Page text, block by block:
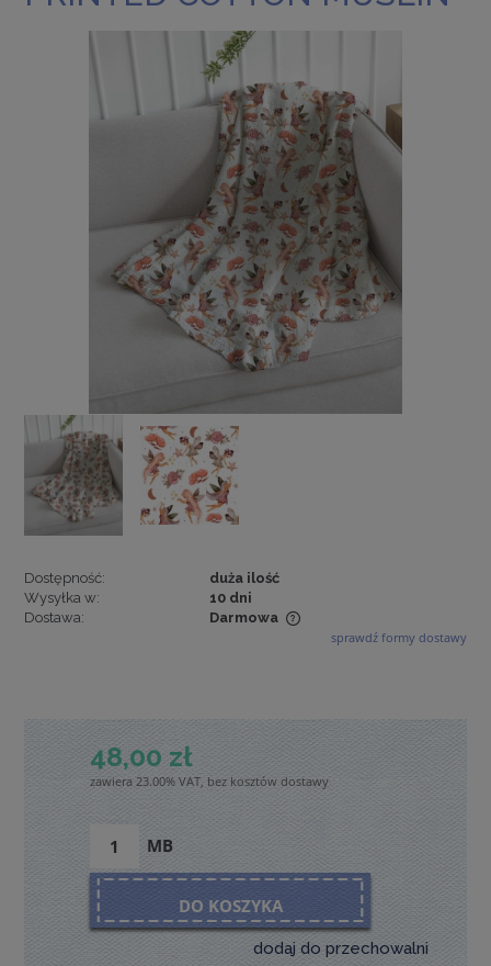
Dostępność:
duża ilość
Wysyłka w:
10 dni
Dostawa:
Darmowa
Cena nie zawiera ewentualnych kosztów płatności
sprawdź formy dostawy
48,00 zł
zawiera 23.00% VAT, bez kosztów dostawy
MB
DO KOSZYKA
dodaj do przechowalni